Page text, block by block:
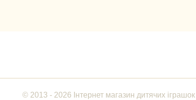
© 2013 - 2026 Інтернет магазин дитячих